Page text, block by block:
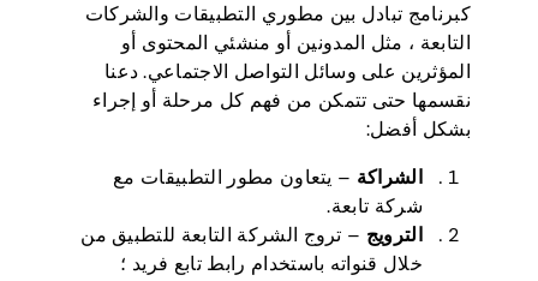
كبرنامج تبادل بين مطوري التطبيقات والشركات
التابعة ، مثل المدونين أو منشئي المحتوى أو
المؤثرين على وسائل التواصل الاجتماعي. دعنا
نقسمها حتى تتمكن من فهم كل مرحلة أو إجراء
بشكل أفضل:
الشراكة – يتعاون مطور التطبيقات مع
شركة تابعة.
الترويج – تروج الشركة التابعة للتطبيق من
خلال قنواته باستخدام رابط تابع فريد ؛